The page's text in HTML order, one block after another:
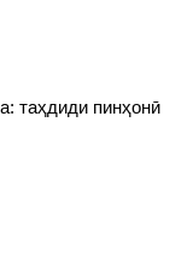
таҳдиди пинҳонӣ